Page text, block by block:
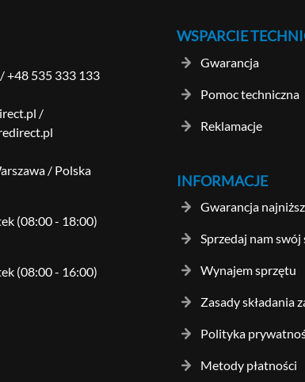
/+48 535 333 133
/
/ Polska
(08:00 - 18:00)
(08:00 - 16:00)
WSPARCIE
Gwarancja
Pomoc techniczna
Reklamacje
INFORMACJE
Gwarancja
Sprzedaj nam swój
Wynajem sprzętu
Zasady składania
Polityka
Metody płatności